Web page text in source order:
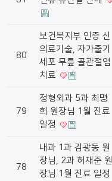
80
보건복지부 인증 신
의료기술, 자가줄기
세포 무릎 골관절염
치료
79
정형외과 5과 최명
희 원장님 1월 진료
일정
78
내과 1과 김광동 원
장님, 2과 허재준 원
장님 1월 진료 일정